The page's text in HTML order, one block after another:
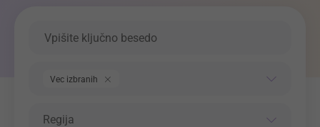
Vec izbranih
Regija